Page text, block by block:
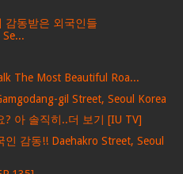
감동받은 외국인들
The Most Beautiful Roa...
gil Street, Seoul Korea
아 솔직히..더 보기 [IU TV]
감동!! Daehakro Street, Seoul